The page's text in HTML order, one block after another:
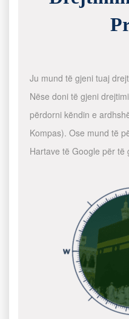
Ju mund të gjeni tuaj
Nëse doni të gjeni
përdorni këndin e
Kompas). Ose mund të
Hartave të Google për të